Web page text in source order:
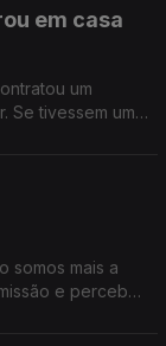
em casa
um
Se tivessem um
somos mais a
e perceber